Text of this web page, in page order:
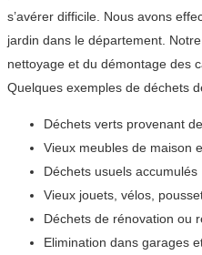
s’avérer difficile. Nous avons
jardin dans le département.
nettoyage et du démontage des
Quelques exemples de déchets
Déchets verts provenant
Vieux meubles de maison
Déchets usuels accumulés
Vieux jouets, vélos,
Déchets de rénovation ou
Elimination dans garages